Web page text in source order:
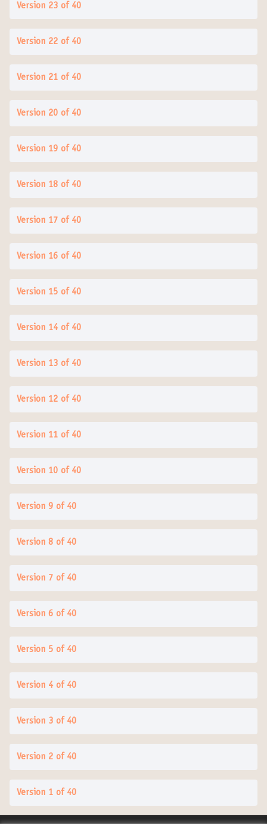
Version 23 of 40
Version 22 of 40
Version 21 of 40
Version 20 of 40
Version 19 of 40
Version 18 of 40
Version 17 of 40
Version 16 of 40
Version 15 of 40
Version 14 of 40
Version 13 of 40
Version 12 of 40
Version 11 of 40
Version 10 of 40
Version 9 of 40
Version 8 of 40
Version 7 of 40
Version 6 of 40
Version 5 of 40
Version 4 of 40
Version 3 of 40
Version 2 of 40
Version 1 of 40